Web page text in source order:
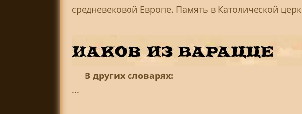
средневековой Европе. Память в Католической
В других словарях:
...